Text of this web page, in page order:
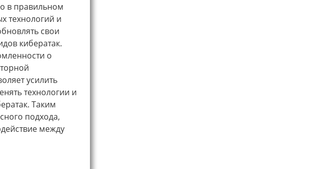
в правильном
технологий и
свои
кибератак.
о
усилить
технологии и
Таким
подхода,
между